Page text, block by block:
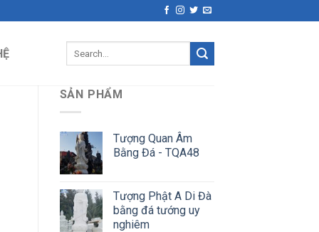
SẢN PHẨM
Tượng Quan Âm
Bằng Đá - TQA48
Tượng Phật A Di Đà
bằng đá tướng uy
nghiêm